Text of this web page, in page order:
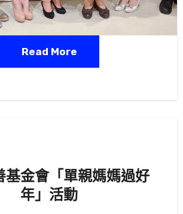
Read More
基金會「單親媽媽過好
年」活動